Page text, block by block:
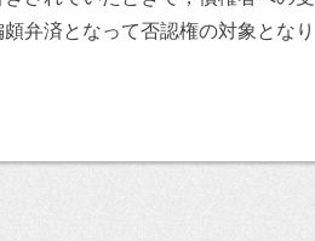
弁済となって否認権の対象となり